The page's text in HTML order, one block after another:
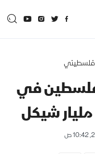
فلسطين في